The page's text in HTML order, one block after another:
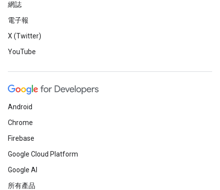
網誌
電子報
X (Twitter)
YouTube
Android
Chrome
Firebase
Google Cloud Platform
Google AI
所有產品